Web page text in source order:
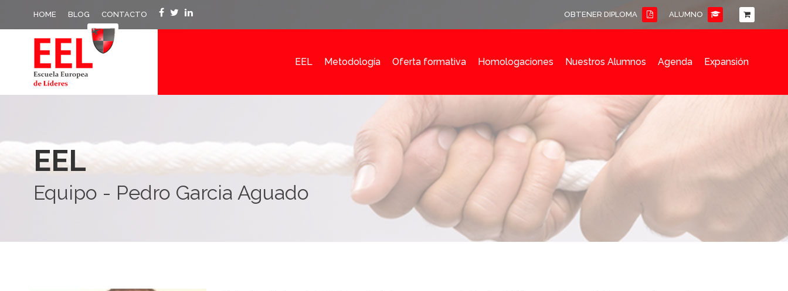
HOME BLOG CONTACTO OBTENER DIPLOMA ALUMNO
EEL Metodología Oferta formativa Homologaciones Nuestros Alumnos Agenda Expansión
EEL
Equipo - Pedro Garcia Aguado